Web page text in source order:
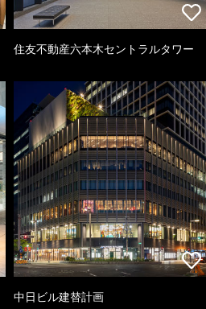
住友不動産六本木セントラルタワー
中日ビル建替計画